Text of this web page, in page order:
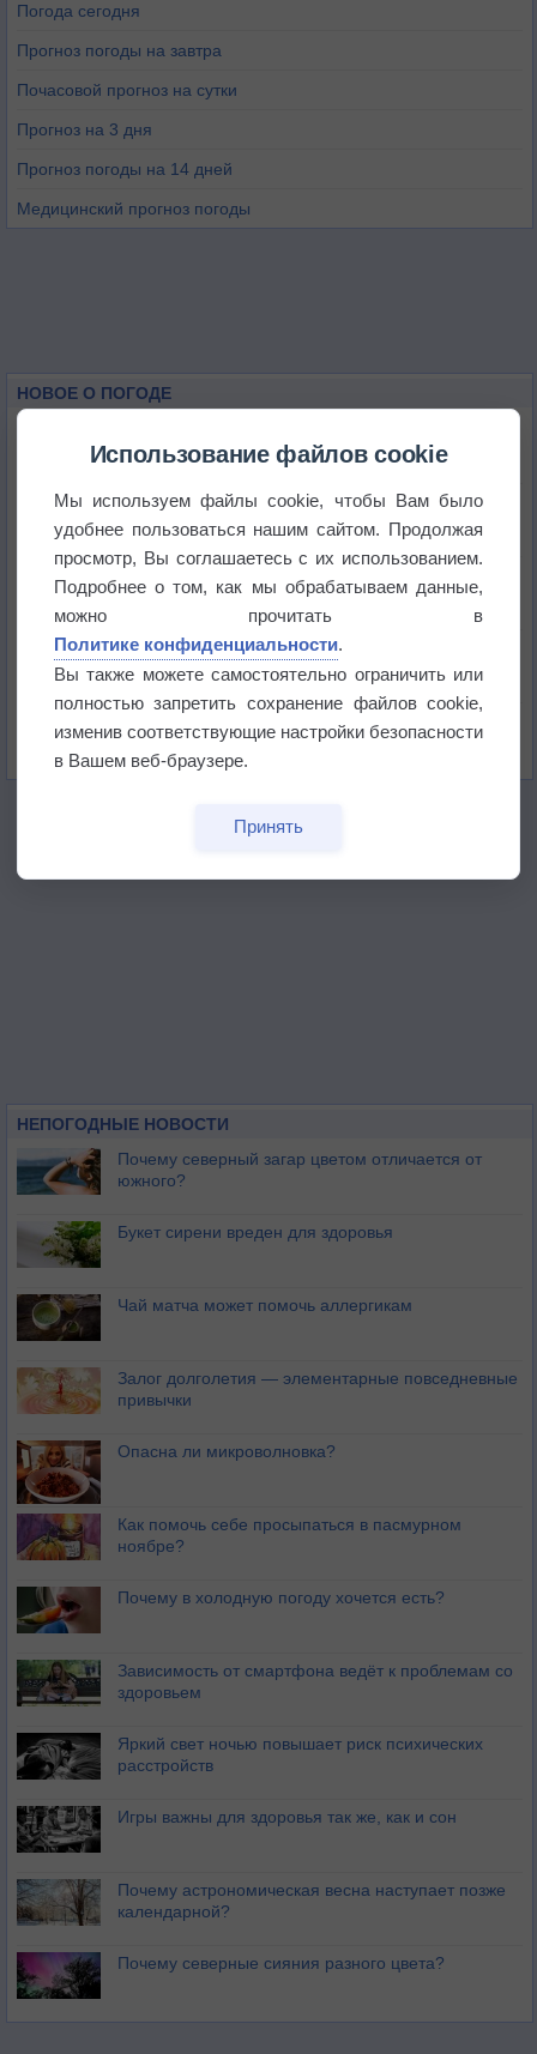
Погода сегодня
Прогноз погоды на завтра
Почасовой прогноз на сутки
Прогноз на 3 дня
Прогноз погоды на 14 дней
Медицинский прогноз погоды
НОВОЕ О ПОГОДЕ
Погода в Краснодаре 6 августа
Погода в Санкт-Петербурге 6 августа
Погода в Москве 6 августа
историю
НЕПОГОДНЫЕ НОВОСТИ
Почему северный загар цветом отличается от
южного?
Букет сирени вреден для здоровья
Чай матча может помочь аллергикам
Залог долголетия — элементарные повседневные
привычки
Опасна ли микроволновка?
Как помочь себе просыпаться в пасмурном
ноябре?
Почему в холодную погоду хочется есть?
Зависимость от смартфона ведёт к проблемам со
здоровьем
Яркий свет ночью повышает риск психических
расстройств
Игры важны для здоровья так же, как и сон
Почему астрономическая весна наступает позже
календарной?
Почему северные сияния разного цвета?
Использование файлов cookie
Мы используем файлы cookie, чтобы Вам было
удобнее пользоваться нашим сайтом. Продолжая
просмотр, Вы соглашаетесь с их использованием.
Подробнее о том, как мы обрабатываем данные,
можно прочитать в
Политике конфиденциальности.
Вы также можете самостоятельно ограничить или
полностью запретить сохранение файлов cookie,
изменив соответствующие настройки безопасности
в Вашем веб-браузере.
Принять